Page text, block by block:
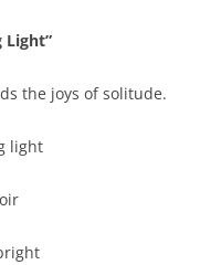
Light”
the joys of solitude.
light